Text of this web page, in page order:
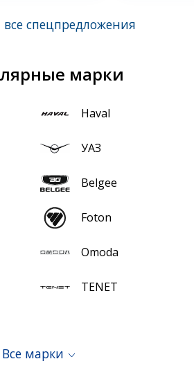
спецпредложения
марки
Haval
УАЗ
Belgee
Foton
Omoda
TENET
Все марки